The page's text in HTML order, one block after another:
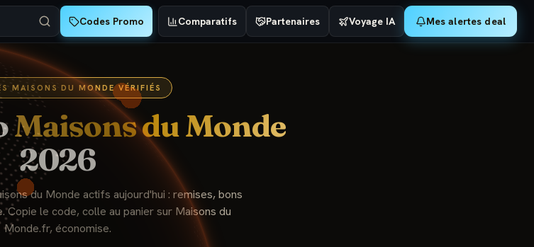
Codes Promo Comparatifs Partenaires Voyage IA Mes alertes deal
MAISONS DU MONDEVÉRIFIÉS
Maisons du Monde
2026
du Monde actifs aujourd'hui : remises, bons
Copie le code, colle au panier sur Maisons du
Monde.fr, économise.